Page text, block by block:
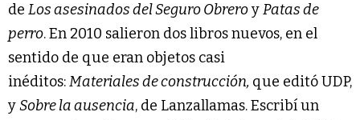
de Los asesinados del Seguro ObreroyPatas de
perro. En 2010 salieron dos libros nuevos, en el
sentido de que eran objetos casi
inéditos:Materiales de construcción, que editó UDP,
ySobre la ausencia, de Lanzallamas. Escribí un